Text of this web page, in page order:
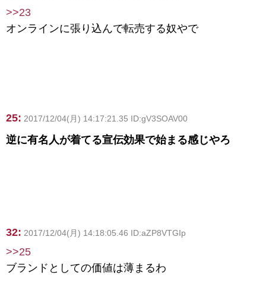
>>23
オンラインに張り込んで転売する奴やで
25: 2017/12/04(月) 14:17:21.35 ID:gV3SOAV00
逆に有名人が着てる宣伝効果で始まる感じやろ
32: 2017/12/04(月) 14:18:05.46 ID:aZP8VTGIp
>>25
ブランドとしての価値は薄まるわ